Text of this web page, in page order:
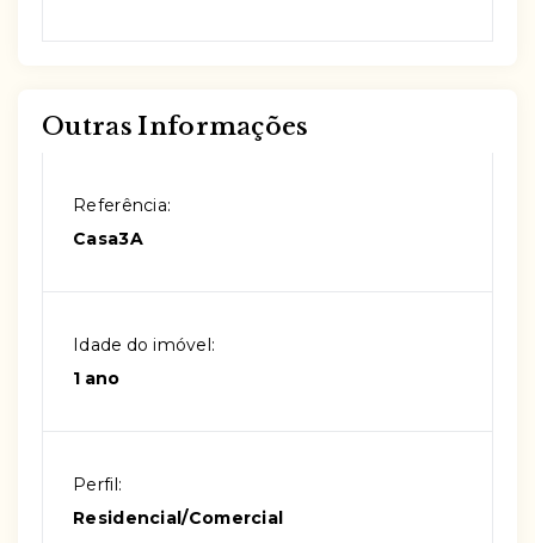
Outras Informações
Referência:
Casa3A
Idade do imóvel:
1 ano
Perfil:
Residencial/Comercial